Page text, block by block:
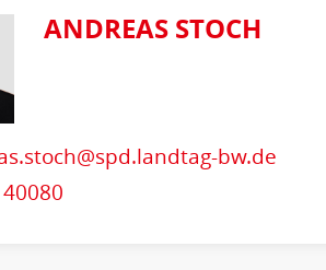
ANDREAS STOCH
bw.de